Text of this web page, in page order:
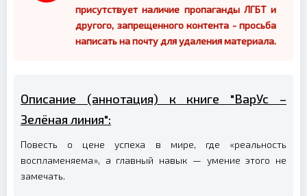
присутствует наличие пропаганды ЛГБТ и
другого, запрещенного контента - просьба
написать на почту для удаления материала.
Описание (аннотация) к книге "ВарУс –
Зелёная линия":
Повесть о цене успеха в мире, где «реальность
воспламеняема», а главный навык — умение этого не
замечать.